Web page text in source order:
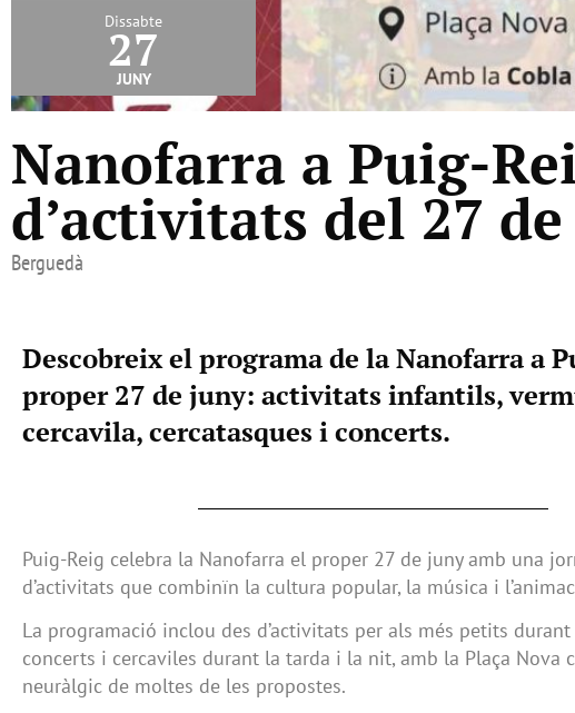
Dissabte
27
juny
Nanofarra a Puig-
d’activitats del 27
Berguedà
Descobreix el programa de la Nanofarra a
proper 27 de juny: activitats infantils,
cercavila, cercatasques i concerts.
Puig-Reig celebra la Nanofarra el proper 27 de juny amb una
d’activitats que combinïn la cultura popular, la música i
La programació inclou des d’activitats per als més petits
concerts i cercaviles durant la tarda i la nit, amb la Plaça Nova
neuràlgic de moltes de les propostes.